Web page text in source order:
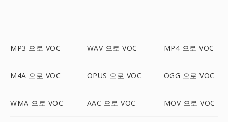
MP3 으로 VOC WAV 으로 VOC MP4 으로 VOC
M4A 으로 VOC OPUS 으로 VOC OGG 으로 VOC
WMA 으로 VOC AAC 으로 VOC MOV 으로 VOC